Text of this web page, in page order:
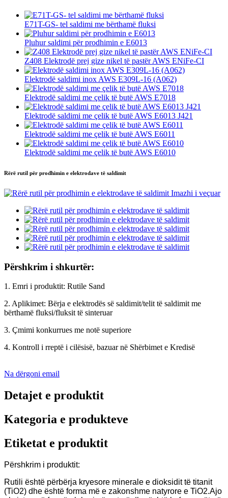
E71T-GS- tel saldimi me bërthamë fluksi
Pluhur saldimi për prodhimin e E6013
Z408 Elektrodë prej gize nikel të pastër AWS ENiFe-CI
Elektrodë saldimi inox AWS E309L-16 (A062)
Elektrodë saldimi me çelik të butë AWS E7018
Elektrodë saldimi me çelik të butë AWS E6013 J421
Elektrodë saldimi me çelik të butë AWS E6011
Elektrodë saldimi me çelik të butë AWS E6010
Rërë rutil për prodhimin e elektrodave të saldimit
Përshkrim i shkurtër:
1. Emri i produktit: Rutile Sand
2. Aplikimet: Bërja e elektrodës së saldimit/telit të saldimit me
bërthamë fluksi/fluksit të sinteruar
3. Çmimi konkurrues me notë superiore
4. Kontroll i rreptë i cilësisë, bazuar në Shërbimet e Kredisë
Na dërgoni email
Detajet e produktit
Kategoria e produkteve
Etiketat e produktit
Përshkrim i produktit:
Rutili është përbërja kryesore minerale e dioksidit të titanit
(TiO2) dhe është forma më e zakonshme natyrore e TiO2.Ajo